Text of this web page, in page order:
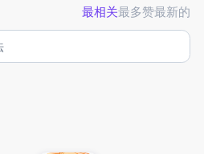
最相关最多赞最新的